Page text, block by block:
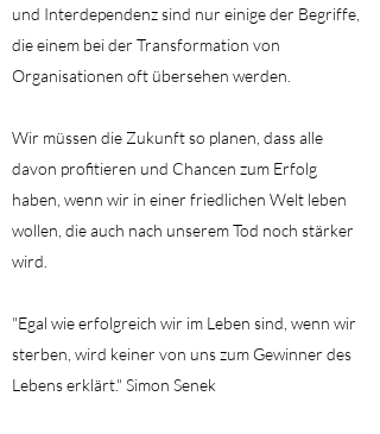
und Interdependenz sind nur einige der Begriffe,
die einem bei der Transformation von
Organisationen oft übersehen werden.
Wir müssen die Zukunft so planen, dass alle
davon profitieren und Chancen zum Erfolg
haben, wenn wir in einer friedlichen Welt leben
wollen, die auch nach unserem Tod noch stärker
wird.
"Egal wie erfolgreich wir im Leben sind, wenn wir
sterben, wird keiner von uns zum Gewinner des
Lebens erklärt." Simon Senek